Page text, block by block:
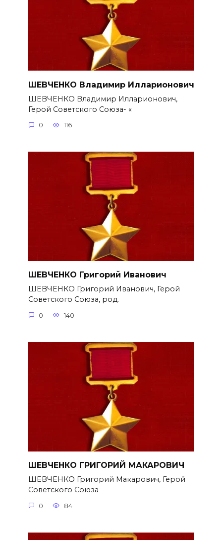
ШЕВЧЕНКО Владимир Илларионович
ШЕВЧЕНКО Владимир Илларионович,
Герой Советского Союза- «
0 116
ШЕВЧЕНКО Григорий Иванович
ШЕВЧЕНКО Григорий Иванович, Герой
Советского Союза, род.
0 140
ШЕВЧЕНКО ГРИГОРИЙ МАКАРОВИЧ
ШЕВЧЕНКО Григорий Макарович, Герой
Советского Союза
0 84